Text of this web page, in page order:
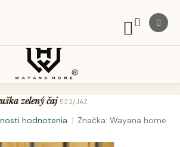
NÁKUPNÝ
KOŠÍK
zelený čaj 522/JAZ
hodnotenia Značka:Wayana home